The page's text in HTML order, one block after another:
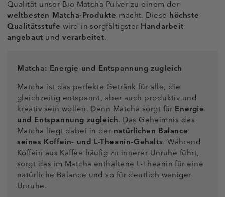
Qualität unser Bio Matcha Pulver zu einem der
weltbesten Matcha-Produkte macht. Diese höchste
Qualitätsstufe wird in sorgfältigster Handarbeit
angebaut undverarbeitet.
Matcha: Energie und Entspannung zugleich
Matcha ist das perfekte Getränk für alle, die
gleichzeitig entspannt, aber auch produktiv und
kreativ sein wollen. Denn Matcha sorgt für Energie
und Entspannung zugleich. Das Geheimnis des
Matcha liegt dabei in der natürlichen Balance
seines Koffein- und L-Theanin-Gehalts. Während
Koffein aus Kaffee häufig zu innerer Unruhe führt,
sorgt das im Matcha enthaltene L-Theanin für eine
natürliche Balance und so für deutlich weniger
Unruhe.